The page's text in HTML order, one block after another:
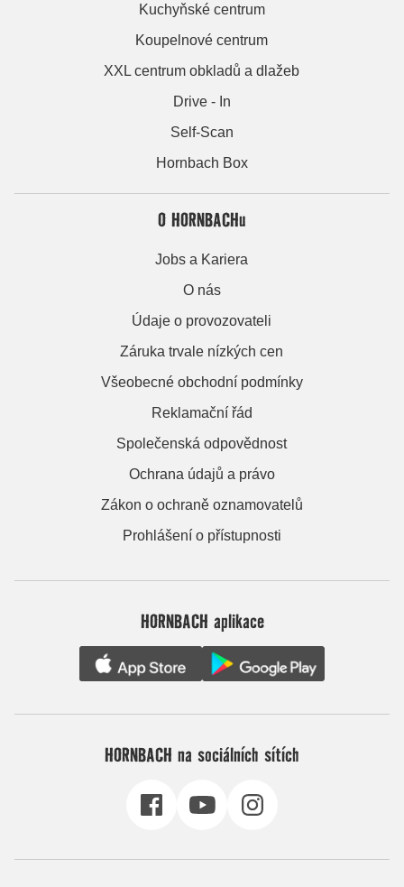
Kuchyňské centrum
Koupelnové centrum
XXL centrum obkladů a dlažeb
Drive - In
Self-Scan
Hornbach Box
O HORNBACHu
Jobs a Kariera
O nás
Údaje o provozovateli
Záruka trvale nízkých cen
Všeobecné obchodní podmínky
Reklamační řád
Společenská odpovědnost
Ochrana údajů a právo
Zákon o ochraně oznamovatelů
Prohlášení o přístupnosti
HORNBACH aplikace
HORNBACH na sociálních sítích